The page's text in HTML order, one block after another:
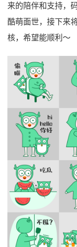
来的陪伴和支持，
酷萌面世，接下来
核，希望能顺利～